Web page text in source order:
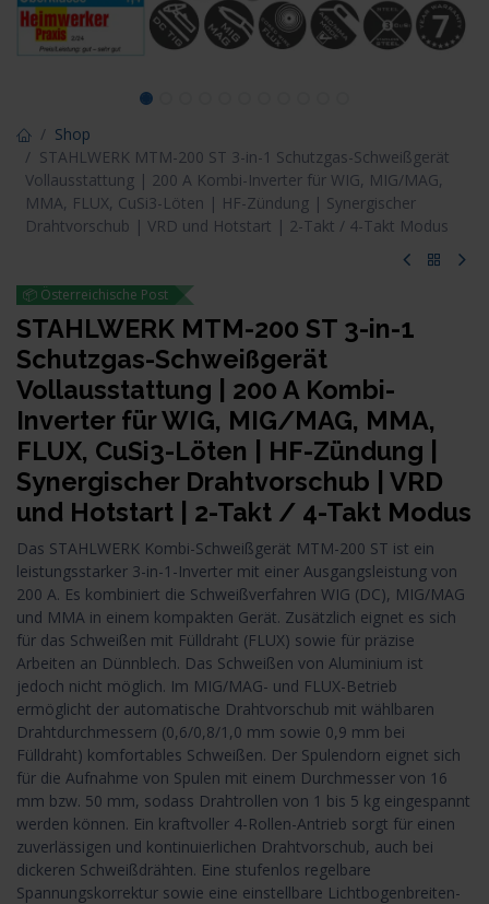
Shop
STAHLWERK MTM-200 ST 3-in-1 Schutzgas-Schweißgerät
Vollausstattung | 200 A Kombi-Inverter für WIG, MIG/MAG,
MMA, FLUX, CuSi3-Löten | HF-Zündung | Synergischer
Drahtvorschub | VRD und Hotstart | 2-Takt / 4-Takt Modus
📦 Österreichische Post
STAHLWERK MTM-200 ST 3-in-1
Schutzgas-Schweißgerät
Vollausstattung | 200 A Kombi-
Inverter für WIG, MIG/MAG, MMA,
FLUX, CuSi3-Löten | HF-Zündung |
Synergischer Drahtvorschub | VRD
und Hotstart | 2-Takt / 4-Takt Modus
Das STAHLWERK Kombi-Schweißgerät MTM-200 ST ist ein
leistungsstarker 3-in-1-Inverter mit einer Ausgangsleistung von
200 A. Es kombiniert die Schweißverfahren WIG (DC), MIG/MAG
und MMA in einem kompakten Gerät. Zusätzlich eignet es sich
für das Schweißen mit Fülldraht (FLUX) sowie für präzise
Arbeiten an Dünnblech. Das Schweißen von Aluminium ist
jedoch nicht möglich. Im MIG/MAG- und FLUX-Betrieb
ermöglicht der automatische Drahtvorschub mit wählbaren
Drahtdurchmessern (0,6/0,8/1,0 mm sowie 0,9 mm bei
Fülldraht) komfortables Schweißen. Der Spulendorn eignet sich
für die Aufnahme von Spulen mit einem Durchmesser von 16
mm bzw. 50 mm, sodass Drahtrollen von 1 bis 5 kg eingespannt
werden können. Ein kraftvoller 4-Rollen-Antrieb sorgt für einen
zuverlässigen und kontinuierlichen Drahtvorschub, auch bei
dickeren Schweißdrähten. Eine stufenlos regelbare
Spannungskorrektur sowie eine einstellbare Lichtbogenbreiten-